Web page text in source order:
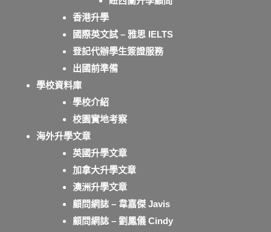
香港升學
國際英文試 – 雅思 IELTS
登記代辦學生簽證服務
出國前準備
學校資料庫
學校介紹
校園實地考察
海外升學文章
英國升學文章
加拿大升學文章
澳洲升學文章
顧問網誌 – 韋嘉傑 Javis
顧問網誌 – 劉鳳儀 Cindy